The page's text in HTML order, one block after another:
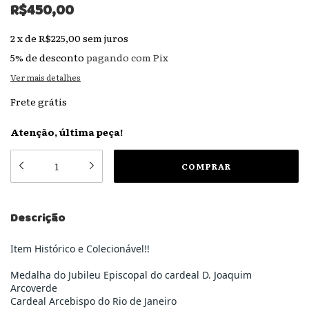
R$450,00
2xde R$225,00 sem juros
5% de desconto pagando com Pix
Ver mais detalhes
Frete grátis
Atenção, última peça!
Descrição
Item Histórico e Colecionável!!
Medalha do Jubileu Episcopal do cardeal D. Joaquim
Arcoverde
Cardeal Arcebispo do Rio de Janeiro